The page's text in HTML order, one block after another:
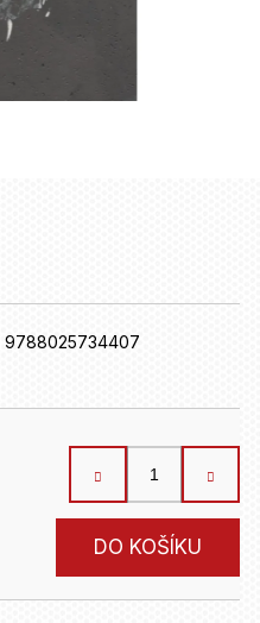
9788025734407
DO KOŠÍKU